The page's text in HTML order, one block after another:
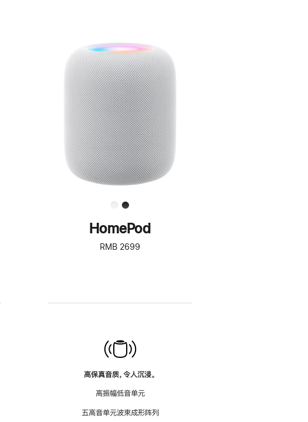
进
一
步
了
解
HomePod<
HomePod
RMB 2699
高保真音质，令人沉浸。
高振幅低音单元
五高音单元波束成形阵列